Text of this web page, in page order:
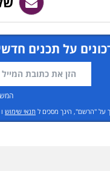
על תכנים
על "הרשם", הינך מסכים ל תנאי שימוש ו